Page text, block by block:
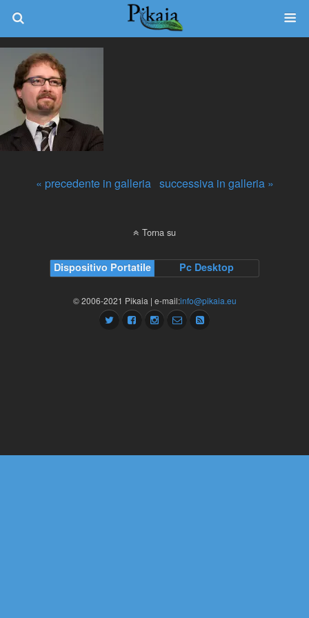
« precedente in galleria successiva in galleria »
Torna su
Dispositivo Portatile Pc Desktop
© 2006-2021 Pikaia | e-mail:info@pikaia.eu